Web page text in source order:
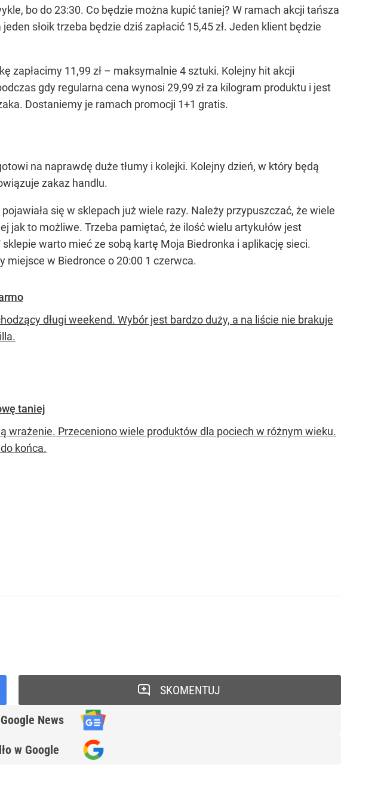
bo do 23:30. Co będzie można kupić taniej? W ramach akcji tańsza
słoik trzeba będzie dziś zapłacić 15,45 zł. Jeden klient będzie
zapłacimy 11,99 zł – maksymalnie 4 sztuki. Kolejny hit akcji
gdy regularna cena wynosi 29,99 zł za kilogram produktu i jest
Dostaniemy je ramach promocji 1+1 gratis.
na naprawdę duże tłumy i kolejki. Kolejny dzień, w który będą
zakaz handlu.
się w sklepach już wiele razy. Należy przypuszczać, że wiele
jak to możliwe. Trzeba pamiętać, że ilość wielu artykułów jest
warto mieć ze sobą kartę Moja Biedronka i aplikację sieci.
miejsce w Biedronce o 20:00 1 czerwca.
długi weekend. Wybór jest bardzo duży, a na liście nie brakuje
taniej
wrażenie. Przeceniono wiele produktów dla pociech w różnym wieku.
końca.
Google News
w Google
SKOMENTUJ